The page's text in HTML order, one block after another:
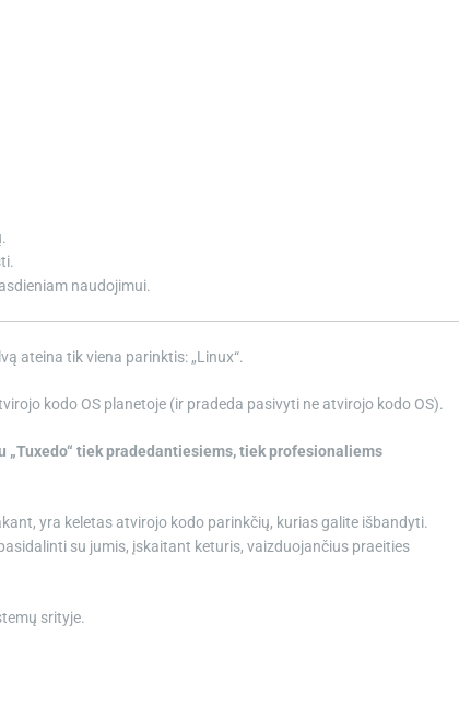
naudojimui.
ateina tik viena parinktis: „Linux“.
kodo OS planetoje (ir pradeda pasivyti ne atvirojo kodo OS).
tiek pradedantiesiems, tiek profesionaliems
yra keletas atvirojo kodo parinkčių, kurias galite išbandyti.
su jumis, įskaitant keturis, vaizduojančius praeities
srityje.